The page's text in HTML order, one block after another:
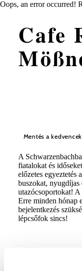
Oops, an error occurred!
Cafe
Mentés a
A
fiatalokat és
előzetes egyeztetés
buszokat,
utazócsoportokat!
Erre minden hónap
bejelentkezés
lépcsőfok sincs!